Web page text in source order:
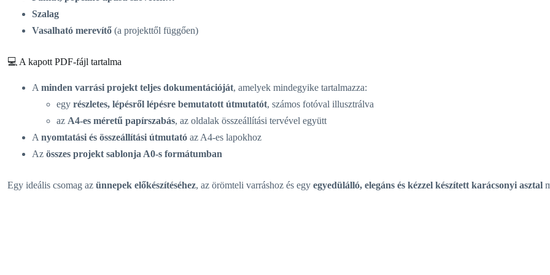
Szalag
Vasalható merevítő (a projekttől függően)
💻 A kapott PDF-fájl tartalma
A minden varrási projekt teljes dokumentációját, amelyek mindegyike tartalmazza:
egy részletes, lépésről lépésre bemutatott útmutatót, számos fotóval illusztrálva
az A4-es méretű papírszabás, az oldalak összeállítási tervével együtt
A nyomtatási és összeállítási útmutató az A4-es lapokhoz
Az összes projekt sablonja A0-s formátumban
Egy ideális csomag az ünnepek előkészítéséhez, az örömteli varráshoz és egy egyedülálló, elegáns és kézzel készített karácsonyi asztal